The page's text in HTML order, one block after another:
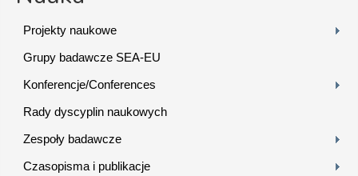
Projekty naukowe
Grupy badawcze SEA-EU
Konferencje/Conferences
Rady dyscyplin naukowych
Zespoły badawcze
Czasopisma i publikacje